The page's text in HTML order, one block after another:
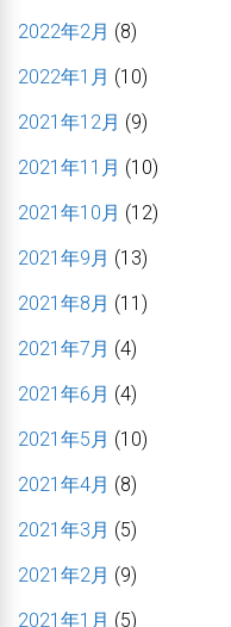
2022年2月 (8)
2022年1月 (10)
2021年12月 (9)
2021年11月 (10)
2021年10月 (12)
2021年9月 (13)
2021年8月 (11)
2021年7月 (4)
2021年6月 (4)
2021年5月 (10)
2021年4月 (8)
2021年3月 (5)
2021年2月 (9)
2021年1月 (5)